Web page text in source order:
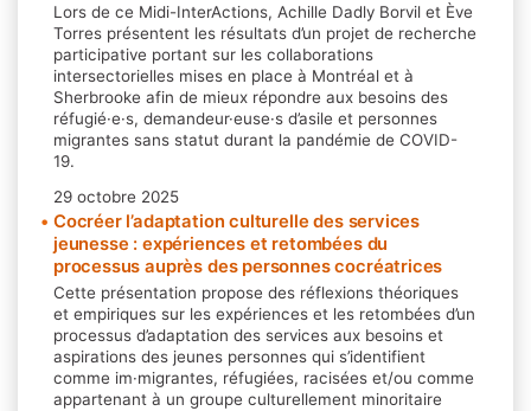
Lors de ce Midi-InterActions, Achille Dadly Borvil et Ève
Torres présentent les résultats d’un projet de recherche
participative portant sur les collaborations
intersectorielles mises en place à Montréal et à
Sherbrooke afin de mieux répondre aux besoins des
réfugié·e·s, demandeur·euse·s d’asile et personnes
migrantes sans statut durant la pandémie de COVID-
19.
29 octobre 2025
Cocréer l’adaptation culturelle des services
jeunesse : expériences et retombées du
processus auprès des personnes cocréatrices
Cette présentation propose des réflexions théoriques
et empiriques sur les expériences et les retombées d’un
processus d’adaptation des services aux besoins et
aspirations des jeunes personnes qui s’identifient
comme im·migrantes, réfugiées, racisées et/ou comme
appartenant à un groupe culturellement minoritaire